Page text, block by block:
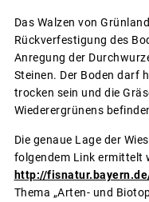
Das Walzen von
Rückverfestigung des
Anregung der
Steinen. Der Boden darf
trocken sein und die
Wiederergrünens
Die genaue Lage der
folgendem Link ermittelt
http://
Thema „Arten- und